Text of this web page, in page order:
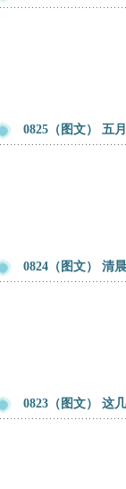
0825（图文） 五
0824（图文） 清
0823（图文） 这